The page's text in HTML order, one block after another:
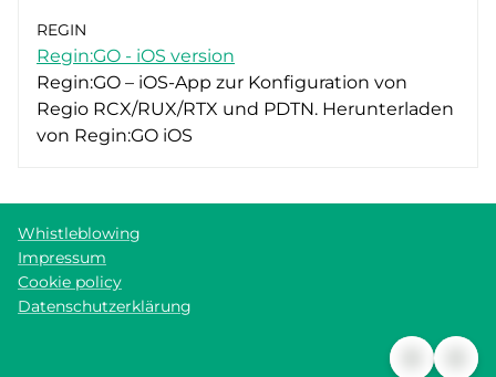
REGIN
Regin:GO - iOS version
Regin:GO – iOS-App zur Konfiguration von
Regio RCX/RUX/RTX und PDTN. Herunterladen
von Regin:GO iOS
Whistleblowing
Impressum
Cookie policy
Datenschutzerklärung